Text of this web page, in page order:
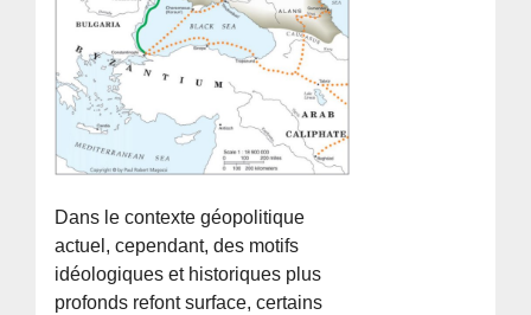
Dans le contexte géopolitique
actuel, cependant, des motifs
idéologiques et historiques plus
profonds refont surface, certains